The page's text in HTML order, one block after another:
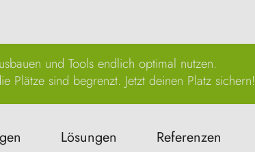
und Tools endlich optimal nutzen.
Plätze sind begrenzt. Jetzt deinen Platz sichern!
Lösungen Referenzen
News & Aktionen